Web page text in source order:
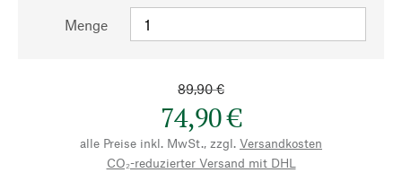
Menge
89,90 €
74,90 €
alle Preise inkl. MwSt., zzgl. Versandkosten
CO₂-reduzierter Versand mit DHL